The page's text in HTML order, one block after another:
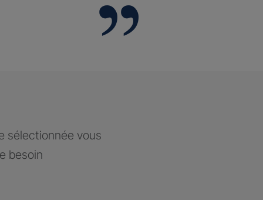
sélectionnée vous
besoin